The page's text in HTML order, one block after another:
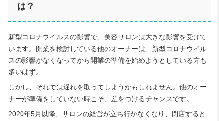
は？
新型コロナウイルスの影響で、美容サロンは大きな影響を受けて
います。開業を検討している他のオーナーは、新型コロナウイル
スの影響がなくなってから開業の準備を始めようとしている方も
多いはず。
しかし、それでは遅れを取ってしまうかもしれません。他のオー
ナーが準備をしていない時こそ、差をつけるチャンスです。
2020年5月以降、サロンの経営が立ち行かなくなり、閉店すると